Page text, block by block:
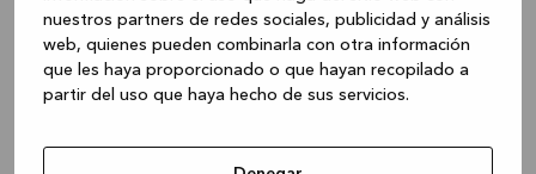
nuestros partners de redes sociales, publicidad y análisis
web, quienes pueden combinarla con otra información
que les haya proporcionado o que hayan recopilado a
partir del uso que haya hecho de sus servicios.